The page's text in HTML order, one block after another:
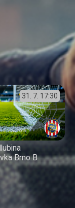
31. 7. 17:30
Brno B